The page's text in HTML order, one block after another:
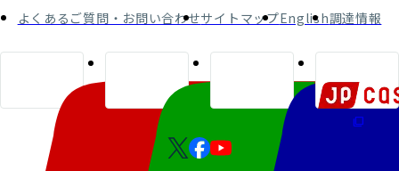
よくあるご質問・お問い合わせサイトマップEnglish調達情報